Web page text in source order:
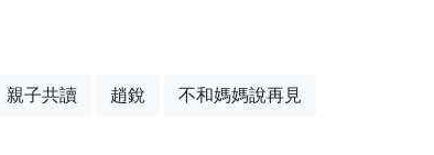
親子共讀 趙銳 不和媽媽說再見